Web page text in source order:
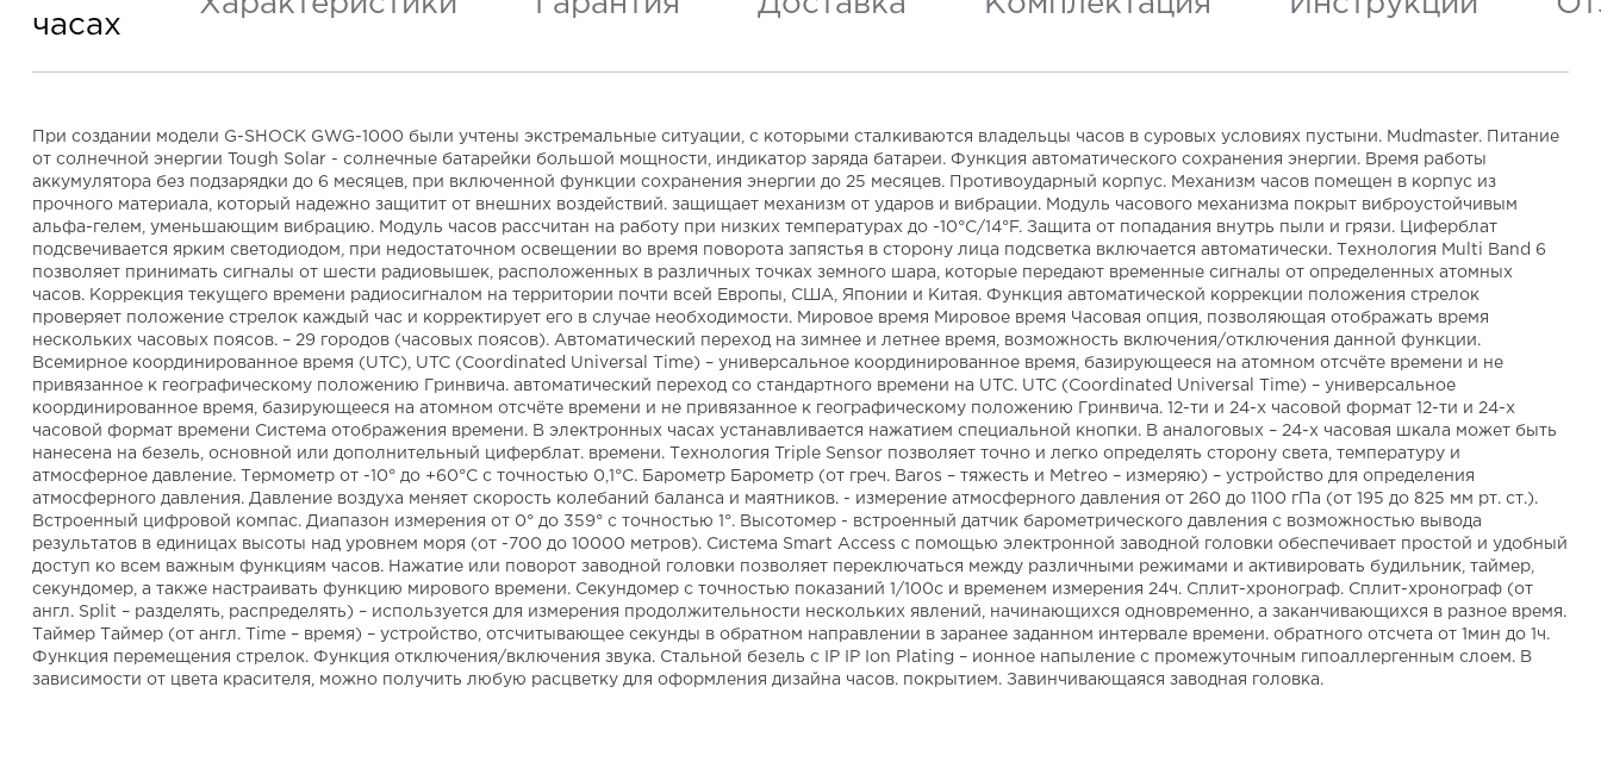
часах
При создании модели G-SHOCK GWG-1000 были учтены экстремальные ситуации, с которыми сталкиваются владельцы часов в суровых условиях пустыни. Mudmaster. Питание
от солнечной энергии Tough Solar - солнечные батарейки большой мощности, индикатор заряда батареи. Функция автоматического сохранения энергии. Время работы
аккумулятора без подзарядки до 6 месяцев, при включенной функции сохранения энергии до 25 месяцев. Противоударный корпус. Механизм часов помещен в корпус из
прочного материала, который надежно защитит от внешних воздействий. защищает механизм от ударов и вибрации. Модуль часового механизма покрыт виброустойчивым
альфа-гелем, уменьшающим вибрацию. Модуль часов рассчитан на работу при низких температурах до -10°С/14°F. Защита от попадания внутрь пыли и грязи. Циферблат
подсвечивается ярким светодиодом, при недостаточном освещении во время поворота запястья в сторону лица подсветка включается автоматически. Технология Multi Band 6
позволяет принимать сигналы от шести радиовышек, расположенных в различных точках земного шара, которые передают временные сигналы от определенных атомных
часов. Коррекция текущего времени радиосигналом на территории почти всей Европы, США, Японии и Китая. Функция автоматической коррекции положения стрелок
проверяет положение стрелок каждый час и корректирует его в случае необходимости. Мировое время Мировое время Часовая опция, позволяющая отображать время
нескольких часовых поясов. – 29 городов (часовых поясов). Автоматический переход на зимнее и летнее время, возможность включения/отключения данной функции.
Всемирное координированное время (UTC), UTC (Coordinated Universal Time) – универсальное координированное время, базирующееся на атомном отсчёте времени и не
привязанное к географическому положению Гринвича. автоматический переход со стандартного времени на UTC. UTC (Coordinated Universal Time) – универсальное
координированное время, базирующееся на атомном отсчёте времени и не привязанное к географическому положению Гринвича. 12-ти и 24-х часовой формат 12-ти и 24-х
часовой формат времени Система отображения времени. В электронных часах устанавливается нажатием специальной кнопки. В аналоговых – 24-х часовая шкала может быть
нанесена на безель, основной или дополнительный циферблат. времени. Технология Triple Sensor позволяет точно и легко определять сторону света, температуру и
атмосферное давление. Термометр от -10° до +60°С с точностью 0,1°C. Барометр Барометр (от греч. Baros – тяжесть и Metreo – измеряю) – устройство для определения
атмосферного давления. Давление воздуха меняет скорость колебаний баланса и маятников. - измерение атмосферного давления от 260 до 1100 гПа (от 195 до 825 мм рт. ст.).
Встроенный цифровой компас. Диапазон измерения от 0° до 359° с точностью 1°. Высотомер - встроенный датчик барометрического давления с возможностью вывода
результатов в единицах высоты над уровнем моря (от -700 до 10000 метров). Система Smart Access с помощью электронной заводной головки обеспечивает простой и удобный
доступ ко всем важным функциям часов. Нажатие или поворот заводной головки позволяет переключаться между различными режимами и активировать будильник, таймер,
секундомер, а также настраивать функцию мирового времени. Секундомер с точностью показаний 1/100с и временем измерения 24ч. Сплит-хронограф. Сплит-хронограф (от
англ. Split – разделять, распределять) – используется для измерения продолжительности нескольких явлений, начинающихся одновременно, а заканчивающихся в разное время.
Таймер Таймер (от англ. Time – время) – устройство, отсчитывающее секунды в обратном направлении в заранее заданном интервале времени. обратного отсчета от 1мин до 1ч.
Функция перемещения стрелок. Функция отключения/включения звука. Стальной безель с IP IP Ion Plating – ионное напыление с промежуточным гипоаллергенным слоем. В
зависимости от цвета красителя, можно получить любую расцветку для оформления дизайна часов. покрытием. Завинчивающаяся заводная головка.